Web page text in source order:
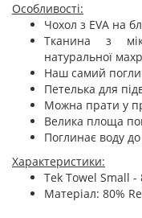
Особливості:
Чохол з EVA на
Тканина з
натуральної
Наш самий
Петелька для
Можна прати у
Велика площа
Поглинає воду
Характеристики:
Tek Towel Small -
Матеріал: 80%